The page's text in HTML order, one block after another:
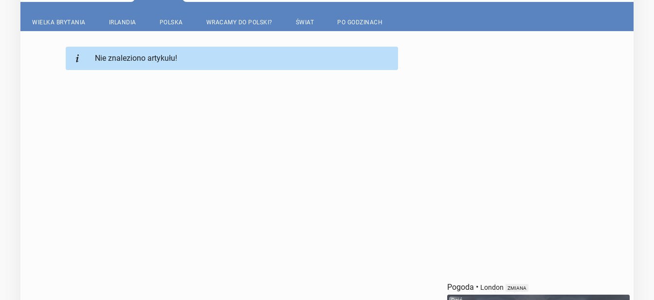
WIELKA BRYTANIA IRLANDIA POLSKA WRACAMY DO POLSKI? ŚWIAT PO GODZINACH
Nie znaleziono artykułu!
Pogoda • London ZMIANA